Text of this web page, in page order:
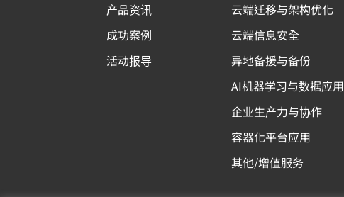
产品资讯
成功案例
活动报导
云端迁移与架构优化
云端信息安全
异地备援与备份
AI机器学习与数据应用
企业生产力与协作
容器化平台应用
其他/增值服务